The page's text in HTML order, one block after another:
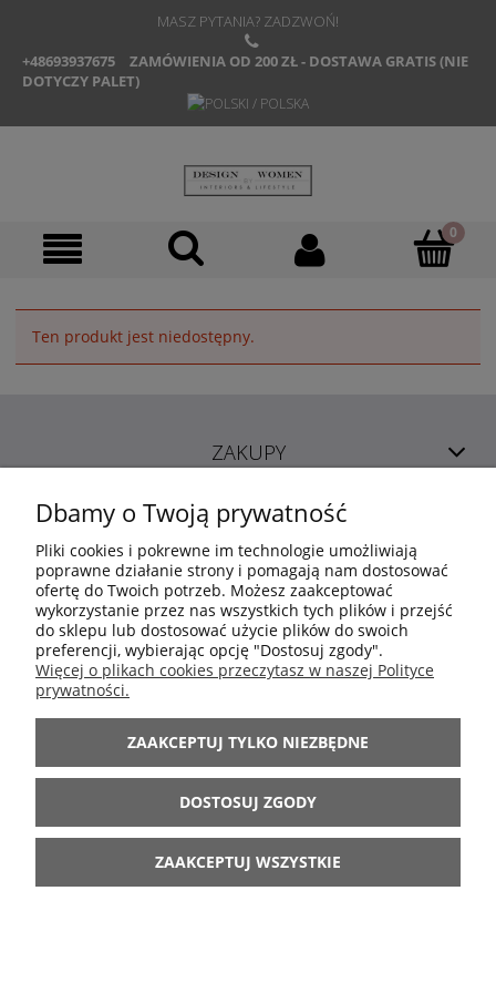
MASZ PYTANIA? ZADZWOŃ!
+48693937675
ZAMÓWIENIA OD 200 ZŁ - DOSTAWA GRATIS (NIE
DOTYCZY PALET)
Ten produkt jest niedostępny.
ZAKUPY
POMOC
MOJE KONTO
INFORMACJE
ARANŻACJE
BĄDŹ Z NAMI
Dbamy o Twoją prywatność
Pliki cookies i pokrewne im technologie umożliwiają
poprawne działanie strony i pomagają nam dostosować
ofertę do Twoich potrzeb. Możesz zaakceptować
wykorzystanie przez nas wszystkich tych plików i przejść
do sklepu lub dostosować użycie plików do swoich
preferencji, wybierając opcję "Dostosuj zgody".
Więcej o plikach cookies przeczytasz w naszej Polityce
prywatności.
ZAAKCEPTUJ TYLKO NIEZBĘDNE
DOSTOSUJ ZGODY
ZAAKCEPTUJ WSZYSTKIE